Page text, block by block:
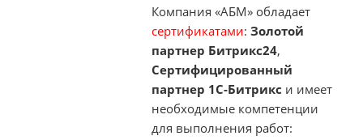
Компания «АБМ» обладает
сертификатами: Золотой
партнер Битрикс24,
Сертифицированный
партнер 1С-Битрикс и имеет
необходимые компетенции
для выполнения работ: